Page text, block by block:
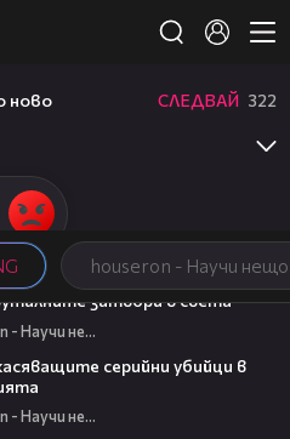
houseron - Научи
ново СЛЕДВАЙ 322
затвори в света
houseron - Научи нещо ново
серийни убийци в
houseron - Научи нещо ново